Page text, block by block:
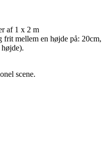
af 1 x 2 m
mellem en højde på: 20cm,
scene.